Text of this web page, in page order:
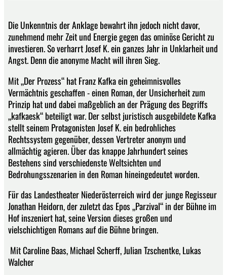
Die Unkenntnis der Anklage bewahrt ihn jedoch nicht davor,
zunehmend mehr Zeit und Energie gegen das ominöse Gericht zu
investieren. So verharrt Josef K. ein ganzes Jahr in Unklarheit und
Angst. Denn die anonyme Macht will ihren Sieg.
Mit „Der Prozess“ hat Franz Kafka ein geheimnisvolles
Vermächtnis geschaffen - einen Roman, der Unsicherheit zum
Prinzip hat und dabei maßgeblich an der Prägung des Begriffs
„kafkaesk“ beteiligt war. Der selbst juristisch ausgebildete Kafka
stellt seinem Protagonisten Josef K. ein bedrohliches
Rechtssystem gegenüber, dessen Vertreter anonym und
allmächtig agieren. Über das knappe Jahrhundert seines
Bestehens sind verschiedenste Weltsichten und
Bedrohungsszenarien in den Roman hineingedeutet worden.
Für das Landestheater Niederösterreich wird der junge Regisseur
Jonathan Heidorn, der zuletzt das Epos „Parzival“ in der Bühne im
Hof inszeniert hat, seine Version dieses großen und
vielschichtigen Romans auf die Bühne bringen.
Mit Caroline Baas, Michael Scherff, Julian Tzschentke, Lukas
Walcher